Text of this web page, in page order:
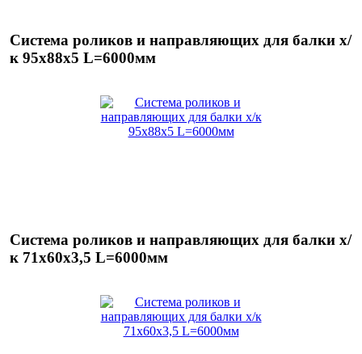
Система роликов и направляющих для балки х/
к 95х88х5 L=6000мм
Система роликов и направляющих для балки х/
к 71х60х3,5 L=6000мм